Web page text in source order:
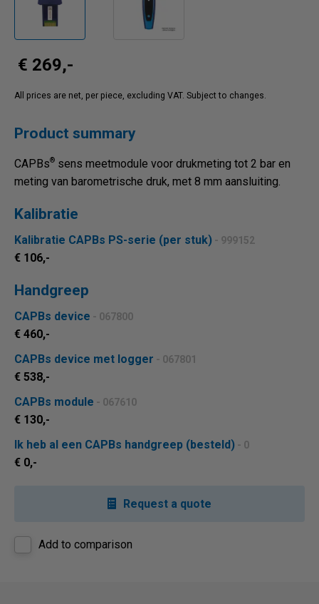
€ 269,-
All prices are net, per piece, excluding VAT. Subject to changes.
Product summary
CAPBs® sens meetmodule voor drukmeting tot 2 bar en
meting van barometrische druk, met 8 mm aansluiting.
Kalibratie
Kalibratie CAPBs PS-serie (per stuk) - 999152
€ 106,-
Handgreep
CAPBs device - 067800
€ 460,-
CAPBs device met logger - 067801
€ 538,-
CAPBs module - 067610
€ 130,-
Ik heb al een CAPBs handgreep (besteld) - 0
€ 0,-
Request a quote
Add to comparison